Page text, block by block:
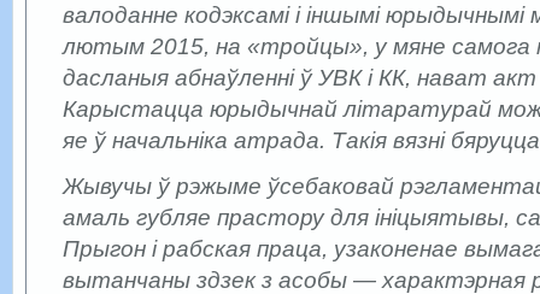
валоданне кодэксамі і іншымі
лютым 2015, на «тройцы», у мяне самога
дасланыя абнаўленні ў УВК і КК, нават акт
Карыстацца юрыдычнай літаратурай
яе ў начальніка атрада. Такія вязні
Жывучы ў рэжыме ўсебаковай
амаль губляе прастору для ініцыятывы,
Прыгон і рабская праца, узаконенае
вытанчаны здзек з асобы — характэрная